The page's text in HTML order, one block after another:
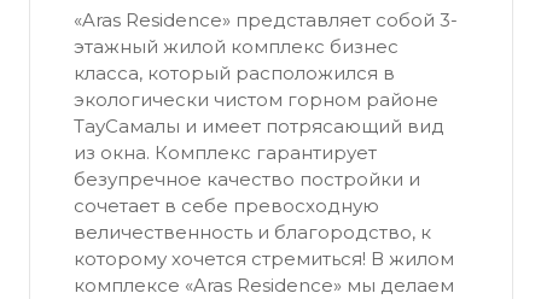
«Aras Residence» представляет собой 3-
этажный жилой комплекс бизнес
класса, который расположился в
экологически чистом горном районе
ТауСамалы и имеет потрясающий вид
из окна. Комплекс гарантирует
безупречное качество постройки и
сочетает в себе превосходную
величественность и благородство, к
которому хочется стремиться! В жилом
комплексе «Aras Residence» мы делаем